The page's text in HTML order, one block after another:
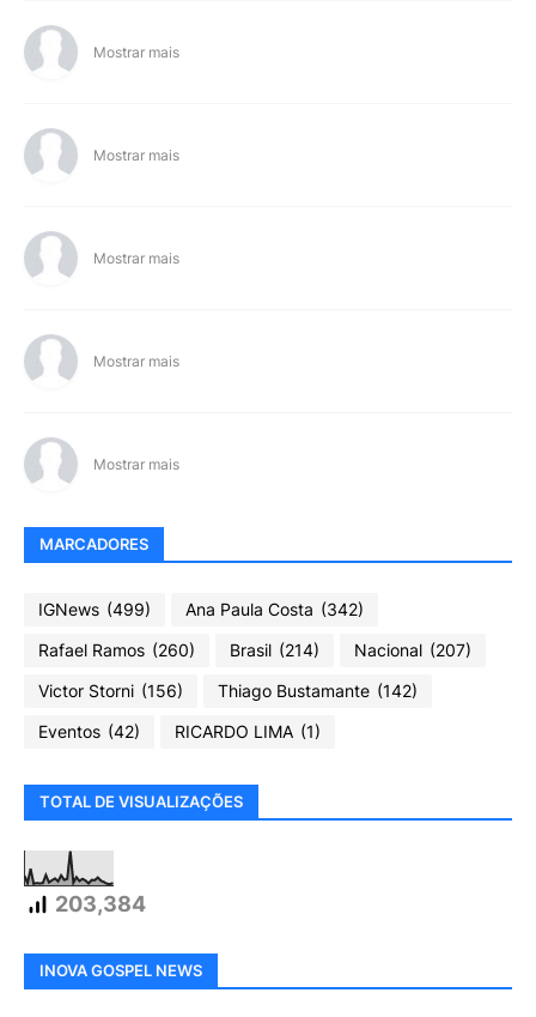
Mostrar mais
Mostrar mais
Mostrar mais
Mostrar mais
Mostrar mais
MARCADORES
IGNews (499) Ana Paula Costa (342)
Rafael Ramos (260) Brasil (214) Nacional (207)
Victor Storni (156) Thiago Bustamante (142)
Eventos (42) RICARDO LIMA (1)
TOTAL DE VISUALIZAÇÕES
203,384
INOVA GOSPEL NEWS